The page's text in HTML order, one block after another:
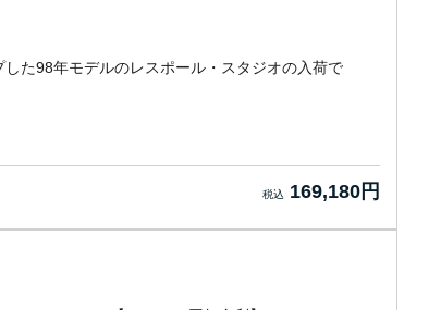
た98年モデルのレスポール・スタジオの入荷で
169,180円